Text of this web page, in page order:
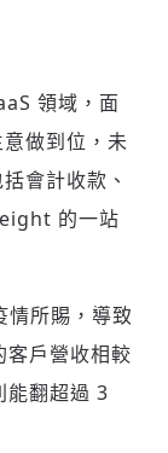
領域，面
做到位，未
會計收款、
的一站
所賜，導致
戶營收相較
能翻超過 3